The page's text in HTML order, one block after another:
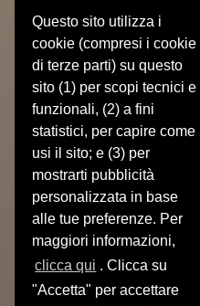
Sitemap
» HOME
» CHI SIAMO
» IL NEGOZIO
» EVENTI
» PRESS
» CONTATTI
» CARRELLO
» Informativa Privacy
» Condizioni Di Vendita
» Utilizzo Dei Cookie
Prodotti
Questo sito utilizza i
cookie (compresi i cookie
di terze parti) su questo
sito (1) per scopi tecnici e
funzionali, (2) a fini
statistici, per capire come
usi il sito; e (3) per
mostrarti pubblicità
personalizzata in base
alle tue preferenze. Per
maggiori informazioni,
clicca qui . Clicca su
"Accetta" per accettare